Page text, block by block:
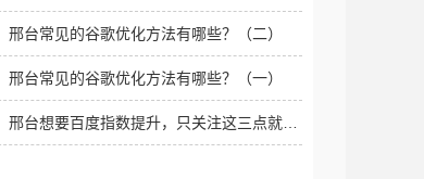
邢台常见的谷歌优化方法有哪些？（二）
邢台常见的谷歌优化方法有哪些？（一）
邢台想要百度指数提升，只关注这三点就行